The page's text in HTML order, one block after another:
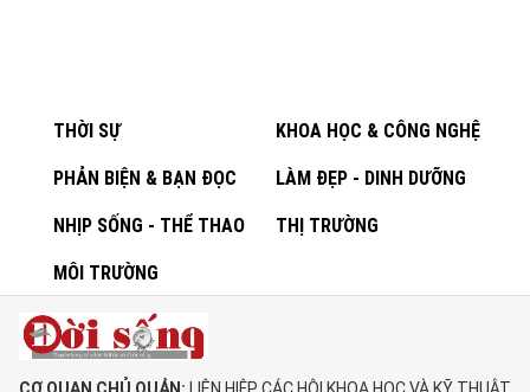
THỜI SỰ KHOA HỌC & CÔNG NGHỆ
PHẢN BIỆN & BẠN ĐỌC LÀM ĐẸP - DINH DƯỠNG
NHỊP SỐNG - THỂ THAO THỊ TRƯỜNG
MÔI TRƯỜNG
CƠ QUAN CHỦ QUẢN: LIÊN HIỆP CÁC HỘI KHOA HỌC VÀ KỸ THUẬT